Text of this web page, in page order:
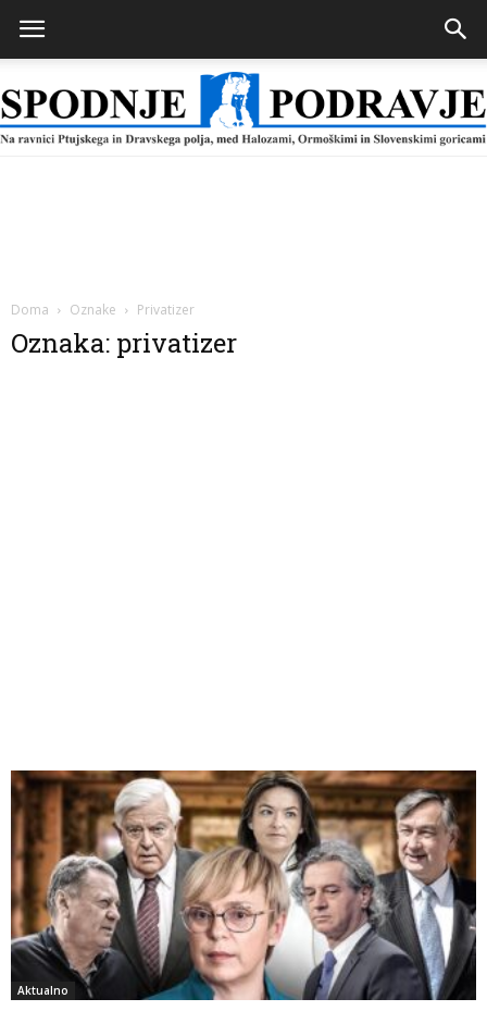
Doma Oznake Privatizer
Oznaka: privatizer
Aktualno